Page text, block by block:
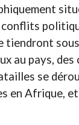
pays, des
se
en Afrique,